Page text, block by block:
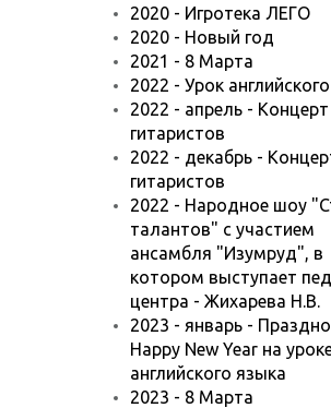
2020 - Игротека ЛЕГО
2020 - Новый год
2021 - 8 Марта
2022 - Урок
2022 - апрель - Концерт
гитаристов
2022 - декабрь -
гитаристов
2022 - Народное шоу
талантов" с участием
ансамбля "Изумруд", в
котором выступает
центра - Жихарева Н.В.
2023 - январь -
Happy New Year на
английского языка
2023 - 8 Марта